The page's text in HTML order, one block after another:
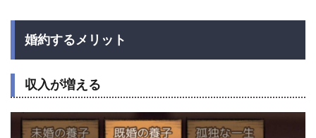
婚約するメリット
収入が増える